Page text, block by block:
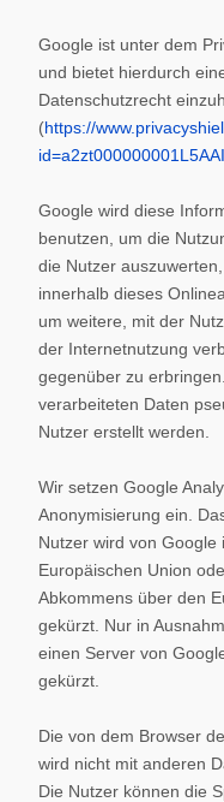
Google ist unter dem
und bietet hierdurch
Datenschutzrecht
(https://
Google wird diese
benutzen, um die
die Nutzer
innerhalb dieses
um weitere, mit der
der Internetnutzung
gegenüber zu
verarbeiteten Daten
Nutzer erstellt werden.
Wir setzen Google
Anonymisierung ein.
Nutzer wird von
Europäischen Union
Abkommens über den
gekürzt. Nur in
einen Server von
gekürzt.
Die von dem Browser
wird nicht mit anderen
Die Nutzer können die